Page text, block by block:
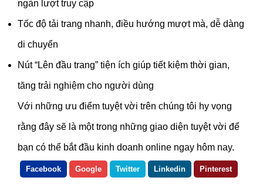
ngàn lượt truy cập
Tốc độ tải trang nhanh, điều hướng mượt mà, dễ dàng
di chuyển
Nút “Lên đầu trang” tiện ích giúp tiết kiệm thời gian,
tăng trải nghiệm cho người dùng
Với những ưu điểm tuyệt vời trên chúng tôi hy vọng
rằng đây sẽ là một trong những giao diện tuyệt vời để
bạn có thể bắt đầu kinh doanh online ngay hôm nay.
Facebook Google Twitter Linkedin Pinterest